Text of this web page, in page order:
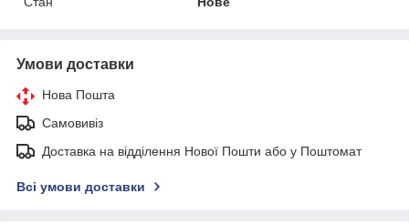
Умови доставки
Нова Пошта
Самовивіз
Доставка на відділення Нової Пошти або у Поштомат
Всі умови доставки